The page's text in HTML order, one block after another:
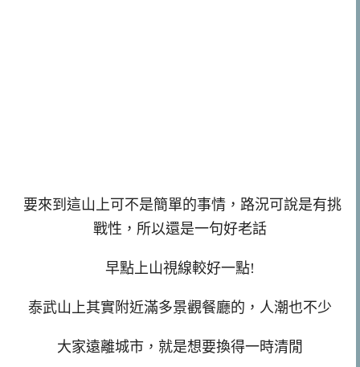
要來到這山上可不是簡單的事情，路況可說是有挑
戰性，所以還是一句好老話
早點上山視線較好一點!
泰武山上其實附近滿多景觀餐廳的，人潮也不少
大家遠離城市，就是想要換得一時清閒